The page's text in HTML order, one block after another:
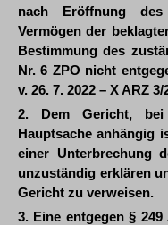
nach Eröffnung des
Vermögen der
Bestimmung des
Nr. 6 ZPO nicht
v. 26. 7. 2022 – X ARZ
2. Dem Gericht,
Hauptsache anhängig
einer Unterbrechung
unzuständig erklären
Gericht zu verweisen.
3. Eine entgegen §